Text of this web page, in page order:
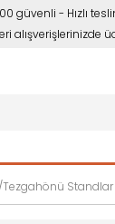
güvenli - Hızlı
alışverişlerinizde
Standlar